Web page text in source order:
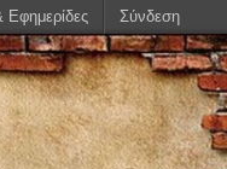
Εφημερίδες Σύνδεση